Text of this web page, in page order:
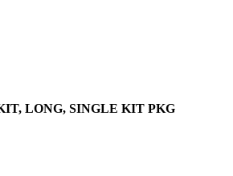
LONG, SINGLE KIT PKG